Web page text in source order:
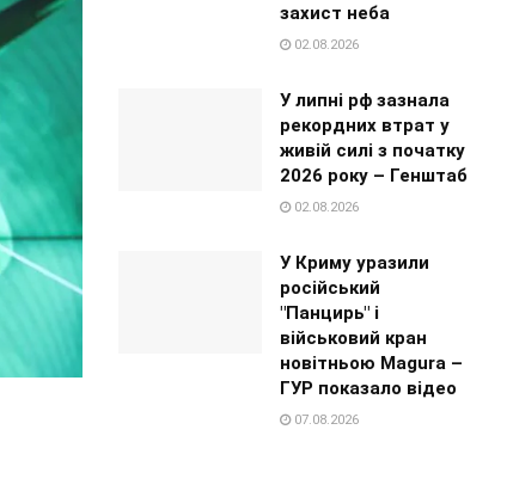
захист неба
02.08.2026
У липні рф зазнала
рекордних втрат у
живій силі з початку
2026 року – Генштаб
02.08.2026
У Криму уразили
російський
"Панцирь" і
військовий кран
новітньою Magura –
ГУР показало відео
07.08.2026